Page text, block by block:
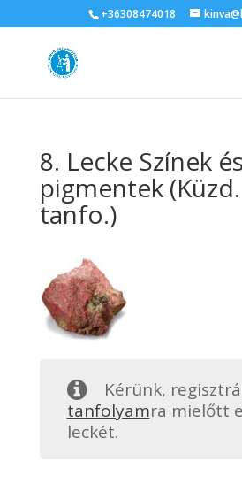
+36308474018
8. Lecke Színek és
pigmentek
tanfo.)
Kérünk,
tanfolyamra mielőtt
leckét.